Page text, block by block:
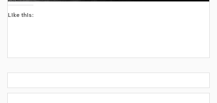
Like this: